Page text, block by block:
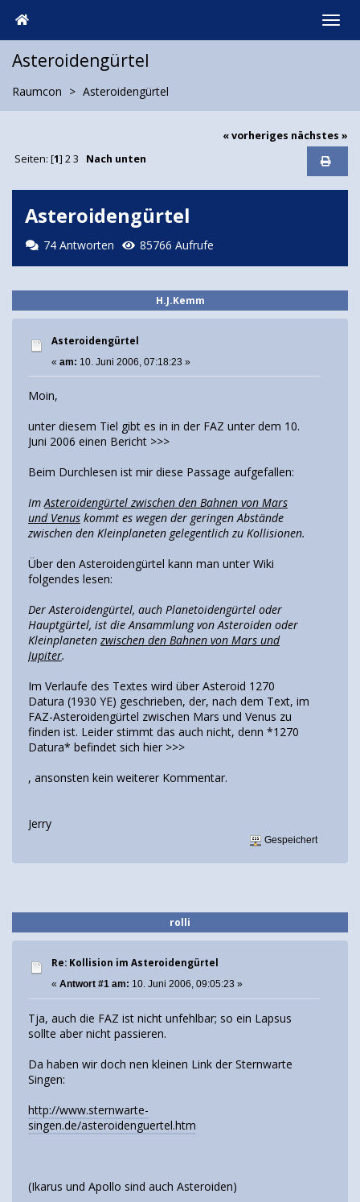
Asteroidengürtel
Raumcon Asteroidengürtel
« vorheriges nächstes »
Seiten: [1] 2 3 Nach unten
Asteroidengürtel
74 Antworten 85766 Aufrufe
H.J.Kemm
Asteroidengürtel
« am: 10. Juni 2006, 07:18:23 »
Moin,
unter diesem Tiel gibt es in in der FAZ unter dem 10.
Juni 2006 einen Bericht >>>
Beim Durchlesen ist mir diese Passage aufgefallen:
ImAsteroidengürtel zwischen den Bahnen von Mars
und Venus kommt es wegen der geringen Abstände
zwischen den Kleinplaneten gelegentlich zu Kollisionen.
Über den Asteroidengürtel kann man unter Wiki
folgendes lesen:
Der Asteroidengürtel, auch Planetoidengürtel oder
Hauptgürtel, ist die Ansammlung von Asteroiden oder
Kleinplanetenzwischen den Bahnen von Mars und
Jupiter.
Im Verlaufe des Textes wird über Asteroid 1270
Datura (1930 YE) geschrieben, der, nach dem Text, im
FAZ-Asteroidengürtel zwischen Mars und Venus zu
finden ist. Leider stimmt das auch nicht, denn *1270
Datura* befindet sich hier >>>
, ansonsten kein weiterer Kommentar.
Jerry
Gespeichert
rolli
Re: Kollision im Asteroidengürtel
« Antwort #1 am: 10. Juni 2006, 09:05:23 »
Tja, auch die FAZ ist nicht unfehlbar; so ein Lapsus
sollte aber nicht passieren.
Da haben wir doch nen kleinen Link der Sternwarte
Singen:
http://www.sternwarte-
singen.de/asteroidenguertel.htm
(Ikarus und Apollo sind auch Asteroiden)